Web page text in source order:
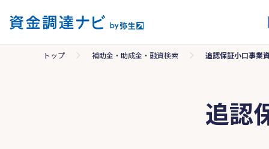
トップ 補助金・助成金・融資検索 追認保証小口事業
追認